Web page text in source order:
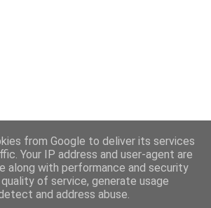
from Google to deliver its services
Your IP address and user-agent are
along with performance and security
of service, generate usage
and address abuse.